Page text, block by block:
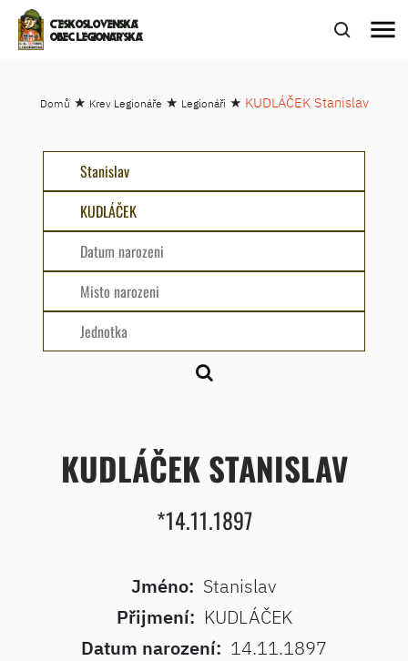
ČESKOSLOVENSKÁ
OBEC LEGIONÁŘSKÁ
menu
Domů ★ Krev Legionáře ★ Legionáři ★ KUDLÁČEK Stanislav
KUDLÁČEK STANISLAV
*14.11.1897
Jméno: Stanislav
Přijmení: KUDLÁČEK
Datum narození: 14.11.1897